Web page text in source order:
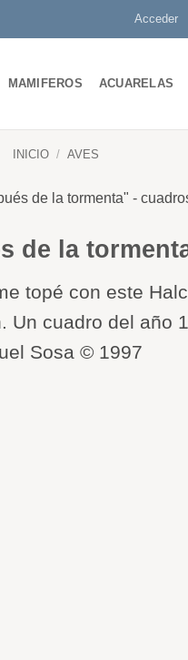
Acceder
MAMIFEROS ACUARELAS
INICIO / AVES
de la
topé con este
Un cuadro del año
Sosa © 1997